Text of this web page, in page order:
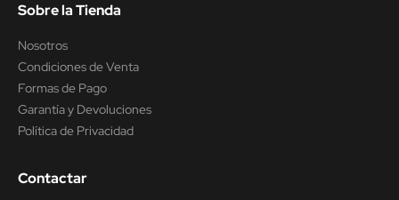
Sobre la Tienda
Nosotros
Condiciones de Venta
Formas de Pago
Garantía y Devoluciones
Política de Privacidad
Contactar